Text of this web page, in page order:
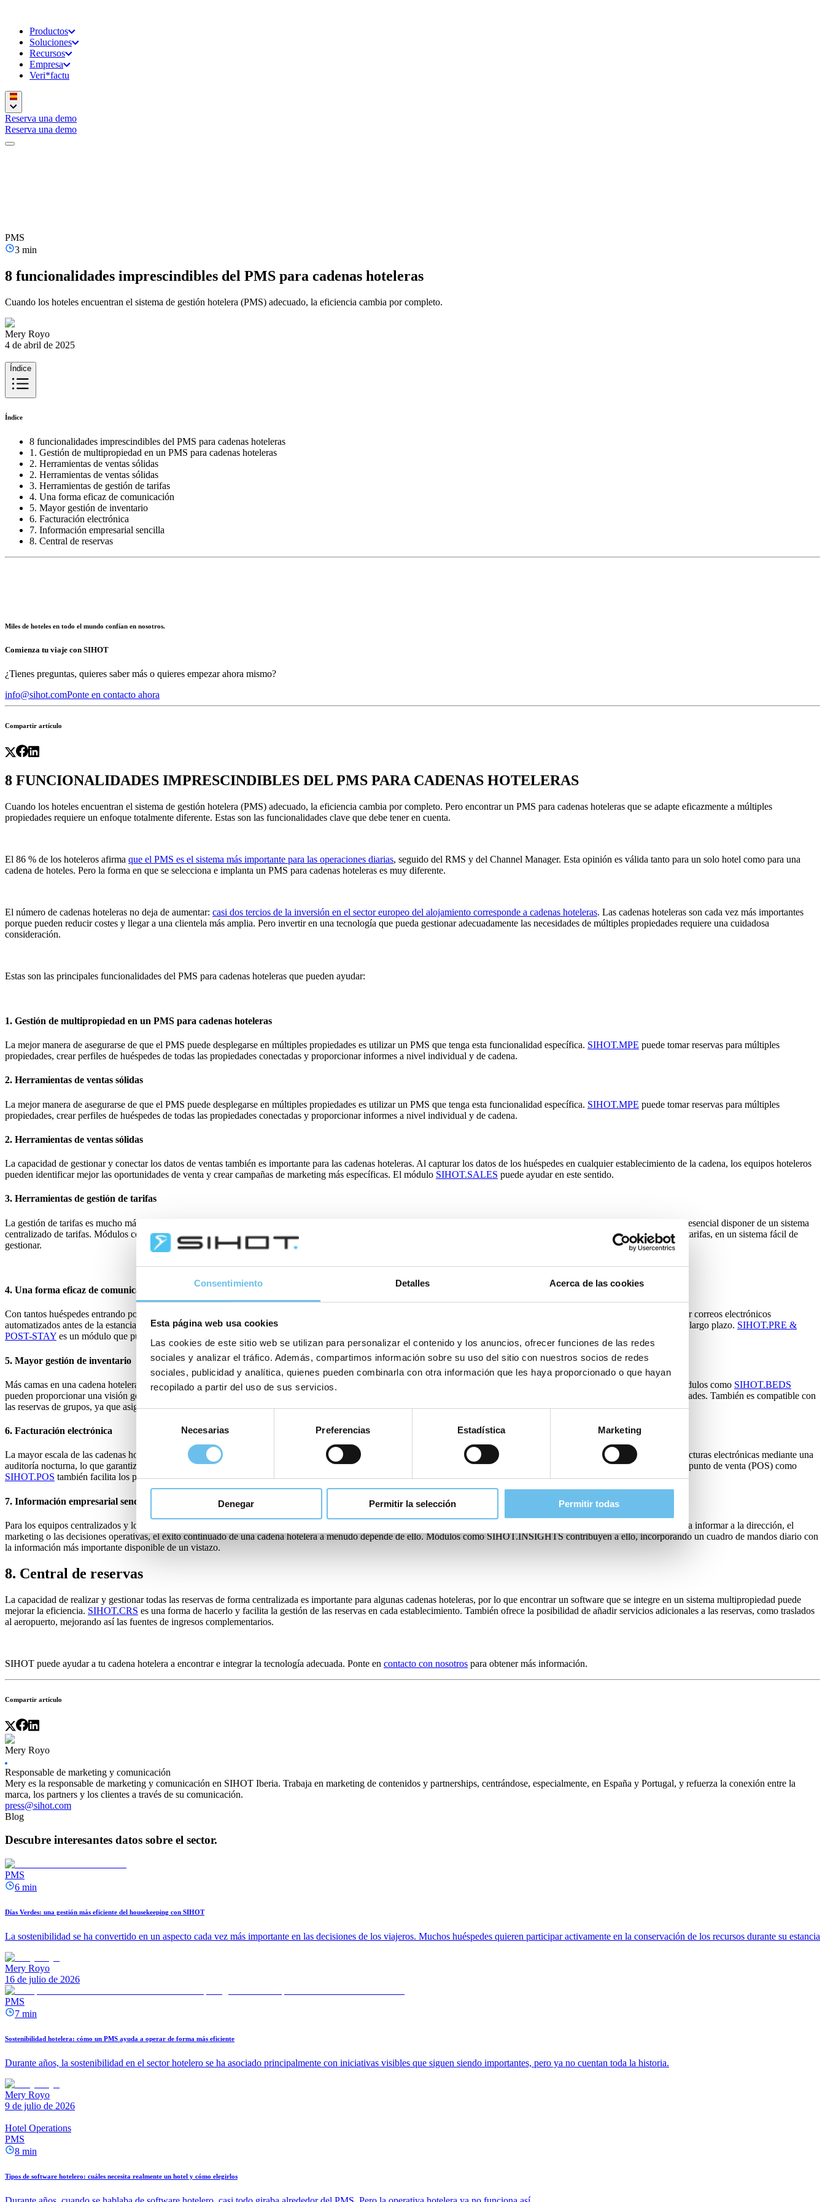
Consentimiento Detalles Acerca de las cookies
Esta página web usa cookies
Las cookies de este sitio web se utilizan para personalizar el contenido y los anuncios, ofrecer funciones de las redes
sociales y analizar el tráfico. Además, compartimos información sobre su uso del sitio con nuestros socios de redes
sociales, publicidad y analítica, quienes pueden combinarla con otra información que les haya proporcionado o que hayan
recopilado a partir del uso de sus servicios.
Selección
consentimiento
Necesarias Preferencias Estadística Marketing
Denegar Permitir la selección Permitir todas
Productos
Soluciones
Recursos
Empresa
Veri*factu
Reserva una demo
Reserva una demo
PMS
3 min
8 funcionalidades imprescindibles del PMS para cadenas hoteleras
Cuando los hoteles encuentran el sistema de gestión hotelera (PMS) adecuado, la eficiencia cambia por completo.
Mery Royo
4 de abril de 2025
Índice
Índice
8 funcionalidades imprescindibles del PMS para cadenas hoteleras
1. Gestión de multipropiedad en un PMS para cadenas hoteleras
2. Herramientas de ventas sólidas
2. Herramientas de ventas sólidas
3. Herramientas de gestión de tarifas
4. Una forma eficaz de comunicación
5. Mayor gestión de inventario
6. Facturación electrónica
7. Información empresarial sencilla
8. Central de reservas
Miles de hoteles en todo el mundo confían en nosotros.
Comienza tu viaje con SIHOT
¿Tienes preguntas, quieres saber más o quieres empezar ahora mismo?
info@sihot.comPonte en contacto ahora
Compartir artículo
8 FUNCIONALIDADES IMPRESCINDIBLES DEL PMS PARA CADENAS HOTELERAS
Cuando los hoteles encuentran el sistema de gestión hotelera (PMS) adecuado, la eficiencia cambia por completo. Pero encontrar un PMS para cadenas hoteleras que se adapte eficazmente a múltiples
propiedades requiere un enfoque totalmente diferente. Estas son las funcionalidades clave que debe tener en cuenta.
El 86 % de los hoteleros afirma que el PMS es el sistema más importante para las operaciones diarias, seguido del RMS y del Channel Manager. Esta opinión es válida tanto para un solo hotel como para una
cadena de hoteles. Pero la forma en que se selecciona e implanta un PMS para cadenas hoteleras es muy diferente.
El número de cadenas hoteleras no deja de aumentar: casi dos tercios de la inversión en el sector europeo del alojamiento corresponde a cadenas hoteleras. Las cadenas hoteleras son cada vez más importantes
porque pueden reducir costes y llegar a una clientela más amplia. Pero invertir en una tecnología que pueda gestionar adecuadamente las necesidades de múltiples propiedades requiere una cuidadosa
consideración.
Estas son las principales funcionalidades del PMS para cadenas hoteleras que pueden ayudar:
1. Gestión de multipropiedad en un PMS para cadenas hoteleras
La mejor manera de asegurarse de que el PMS puede desplegarse en múltiples propiedades es utilizar un PMS que tenga esta funcionalidad específica. SIHOT.MPE puede tomar reservas para múltiples
propiedades, crear perfiles de huéspedes de todas las propiedades conectadas y proporcionar informes a nivel individual y de cadena.
2. Herramientas de ventas sólidas
La mejor manera de asegurarse de que el PMS puede desplegarse en múltiples propiedades es utilizar un PMS que tenga esta funcionalidad específica. SIHOT.MPE puede tomar reservas para múltiples
propiedades, crear perfiles de huéspedes de todas las propiedades conectadas y proporcionar informes a nivel individual y de cadena.
2. Herramientas de ventas sólidas
La capacidad de gestionar y conectar los datos de ventas también es importante para las cadenas hoteleras. Al capturar los datos de los huéspedes en cualquier establecimiento de la cadena, los equipos hoteleros
pueden identificar mejor las oportunidades de venta y crear campañas de marketing más específicas. El módulo SIHOT.SALES puede ayudar en este sentido.
3. Herramientas de gestión de tarifas
La gestión de tarifas es mucho más compleja para las cadenas hoteleras, ya que cada establecimiento tiene competidores, puntos de venta únicos y precios diferentes. Por ello, es esencial disponer de un sistema
centralizado de tarifas. Módulos comoSIHOT.RATES+
permiten a los hoteleros establecer tarifas BAR individuales para cada propiedad, además de utilizar otras estrategias de tarifas, en un sistema fácil de
gestionar.
4. Una forma eficaz de comunicación
Con tantos huéspedes entrando por las puertas, las cadenas hoteleras necesitan una forma eficiente y eficaz de comunicarse con ellos. El uso de un módulo PMS que pueda enviar correos electrónicos
automatizados antes de la estancia con toda la información relevante, además de un seguimiento posterior a la estancia, puede fomentar la eficiencia y la aceptación de la marca a largo plazo. SIHOT.PRE &
POST-STAY es un módulo que puede gestionar todo esto y mucho más.
5. Mayor gestión de inventario
Más camas en una cadena hotelera significa más habitaciones que controlar en general. Los módulos de PMS pueden ser de gran ayuda para los diferentes equipos del hotel. Módulos como SIHOT.BEDS
pueden proporcionar una visión general de las llegadas, salidas y huéspedes in situ, y garantizar que las habitaciones se asignan para maximizar la ocupación en todas las propiedades. También es compatible con
las reservas de grupos, ya que asigna rápidamente varias habitaciones y permite el check-in de grupos.
6. Facturación electrónica
La mayor escala de las cadenas hoteleras hace que la automatización de la facturación se convierta en una necesidad. Por ejemplo, a través de SIHOT.PMS, se pueden generar facturas electrónicas mediante una
auditoría nocturna, lo que garantiza que la facturación de los huéspedes esté actualizada para la salida. El apoyo a los pagos de los huéspedes con una funcionalidad integrada de punto de venta (POS) como
SIHOT.POS también facilita los procesos de pago para los huéspedes y el personal.
7. Información empresarial sencilla
Para los equipos centralizados y los responsables de la toma de decisiones de las cadenas hoteleras, los datos y la información empresarial de todo el grupo son vitales. Ya sea para informar a la dirección, el
marketing o las decisiones operativas, el éxito continuado de una cadena hotelera a menudo depende de ello. Módulos como SIHOT.INSIGHTS contribuyen a ello, incorporando un cuadro de mandos diario con
la información más importante disponible de un vistazo.
8. Central de reservas
La capacidad de realizar y gestionar todas las reservas de forma centralizada es importante para algunas cadenas hoteleras, por lo que encontrar un software que se integre en un sistema multipropiedad puede
mejorar la eficiencia. SIHOT.CRS es una forma de hacerlo y facilita la gestión de las reservas en cada establecimiento. También ofrece la posibilidad de añadir servicios adicionales a las reservas, como traslados
al aeropuerto, mejorando así las fuentes de ingresos complementarios.
SIHOT puede ayudar a tu cadena hotelera a encontrar e integrar la tecnología adecuada. Ponte en contacto con nosotros para obtener más información.
Compartir artículo
Mery Royo
Responsable de marketing y comunicación
Mery es la responsable de marketing y comunicación en SIHOT Iberia. Trabaja en marketing de contenidos y partnerships, centrándose, especialmente, en España y Portugal, y refuerza la conexión entre la
marca, los partners y los clientes a través de su comunicación.
press@sihot.com
Blog
Descubre interesantes datos sobre el sector.
PMS
6 min
Días Verdes: una gestión más eficiente del housekeeping con SIHOT
La sostenibilidad se ha convertido en un aspecto cada vez más importante en las decisiones de los viajeros. Muchos huéspedes quieren participar activamente en la conservación de los recursos durante su estancia
Mery Royo
16 de julio de 2026
PMS
7 min
Sostenibilidad hotelera: cómo un PMS ayuda a operar de forma más eficiente
Durante años, la sostenibilidad en el sector hotelero se ha asociado principalmente con iniciativas visibles que siguen siendo importantes, pero ya no cuentan toda la historia.
Mery Royo
9 de julio de 2026
Hotel Operations
PMS
8 min
Tipos de software hotelero: cuáles necesita realmente un hotel y cómo elegirlos